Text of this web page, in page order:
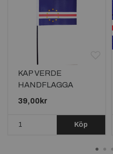
KAP VERDE
HANDFLAGGA
15X10CM
39,00kr
Köp